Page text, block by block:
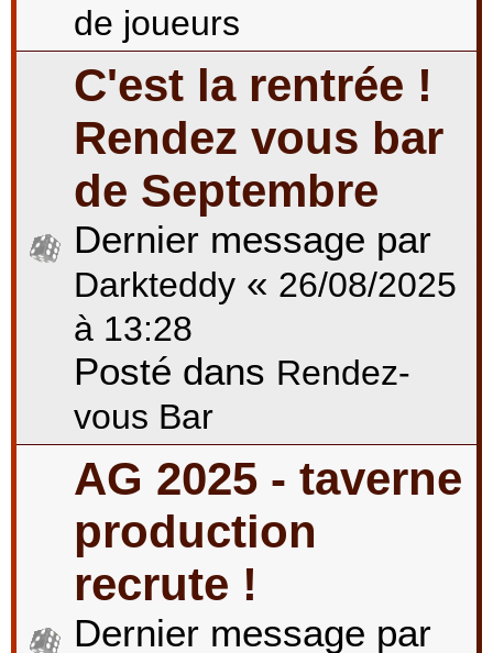
de joueurs
C'est la rentrée !
Rendez vous bar
de Septembre
Dernier message par
Darkteddy « 26/08/2025
à 13:28
Posté dans Rendez-
vous Bar
AG 2025 - taverne
production
recrute !
Dernier message par